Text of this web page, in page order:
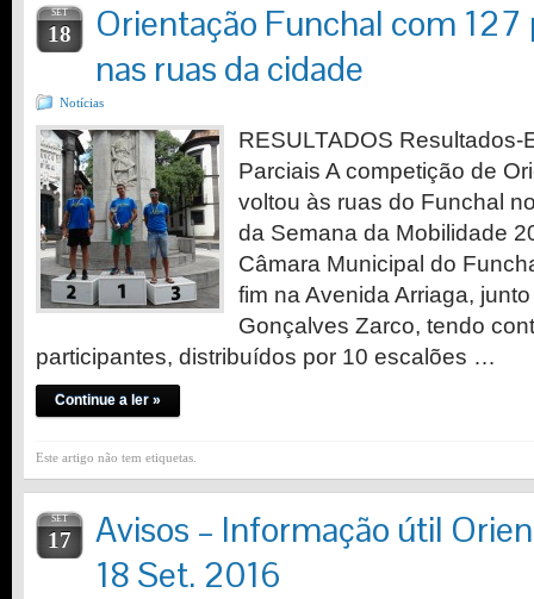
SET
18
Orientação Funchal com
nas ruas da cidade
Notícias
RESULTADOS
Parciais A competição de
voltou às ruas do Funchal
da Semana da Mobilidade
Câmara Municipal do
fim na Avenida Arriaga,
Gonçalves Zarco, tendo
participantes, distribuídos por 10 escalões …
Continue a ler »
Este artigo não tem etiquetas.
SET
17
Avisos – Informação útil
18 Set. 2016